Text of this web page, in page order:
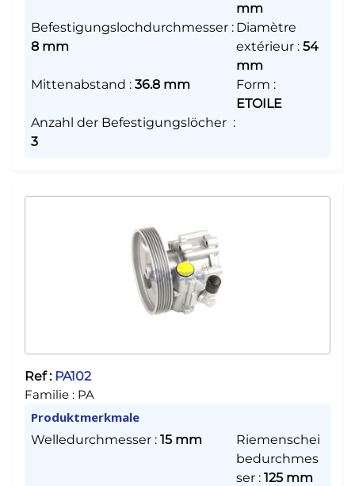
mm
Befestigungslochdurchmesser :
8 mm
Diamètre
extérieur : 54
mm
Mittenabstand : 36.8 mm Form :
ETOILE
Anzahl der Befestigungslöcher :
3
Ref : PA102
Familie : PA
Produktmerkmale
Welledurchmesser : 15 mm
Riemenschei
bedurchmes
ser : 125 mm